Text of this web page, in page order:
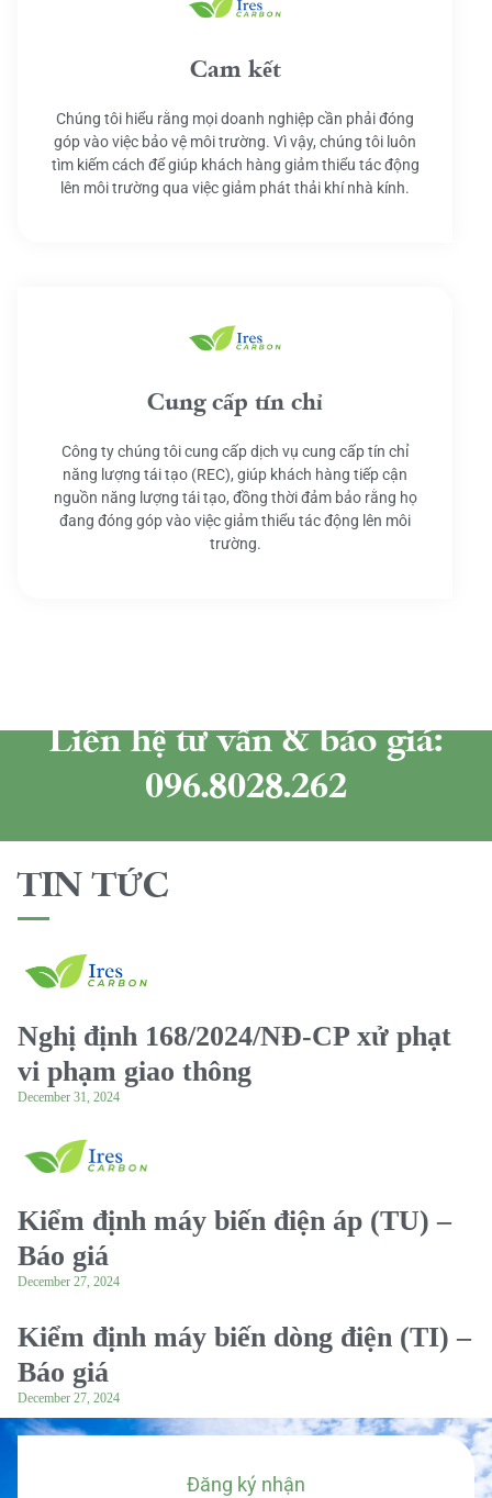
Cam kết
Chúng tôi hiểu rằng mọi doanh nghiệp cần phải đóng
góp vào việc bảo vệ môi trường. Vì vậy, chúng tôi luôn
tìm kiếm cách để giúp khách hàng giảm thiểu tác động
lên môi trường qua việc giảm phát thải khí nhà kính.
Cung cấp tín chỉ
Công ty chúng tôi cung cấp dịch vụ cung cấp tín chỉ
năng lượng tái tạo (REC), giúp khách hàng tiếp cận
nguồn năng lượng tái tạo, đồng thời đảm bảo rằng họ
đang đóng góp vào việc giảm thiểu tác động lên môi
trường.
Liên hệ tư vấn & báo giá:
096.8028.262
TIN TỨC
Nghị định 168/2024/NĐ-CP xử phạt
vi phạm giao thông
December 31, 2024
Kiểm định máy biến điện áp (TU) –
Báo giá
December 27, 2024
Kiểm định máy biến dòng điện (TI) –
Báo giá
December 27, 2024
Đăng ký nhận